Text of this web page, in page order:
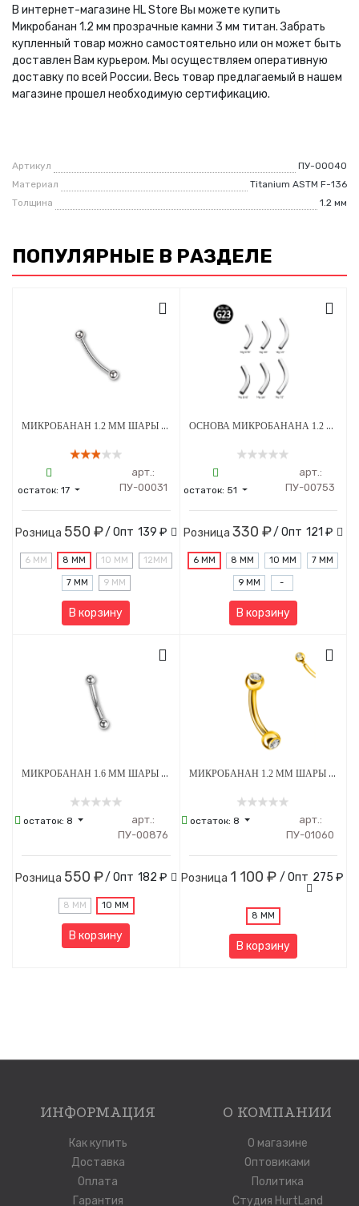
В интернет-магазине HL Store Вы можете купить
Микробанан 1.2 мм прозрачные камни 3 мм титан. Забрать
купленный товар можно самостоятельно или он может быть
доставлен Вам курьером. Мы осуществляем оперативную
доставку по всей России. Весь товар предлагаемый в нашем
магазине прошел необходимую сертификацию.
Артикул
ПУ-00040
Материал
Titanium ASTM F-136
Толщина
1.2 мм
ПОПУЛЯРНЫЕ В РАЗДЕЛЕ
МИКРОБАНАН 1.2 ММ ШАРЫ 3 ММ ВНУТРЕННЯЯ РЕЗЬБА ТИТАН
остаток: 17
арт.:
ПУ-00031
Розница 550 ₽/ Опт 139 ₽
6 ММ 8 ММ 10 ММ 12MM
7 ММ 9 ММ
В корзину
ОСНОВА МИКРОБАНАНА 1.2 ММ ВНУТРЕННЯЯ РЕЗЬБА ТИТАН
остаток: 51
арт.:
ПУ-00753
Розница 330 ₽/ Опт 121 ₽
6 ММ 8 ММ 10 ММ 7 ММ
9 ММ -
В корзину
МИКРОБАНАН 1.6 ММ ШАРЫ 4 ММ ВНУТРЕННЯЯ РЕЗЬБА ТИТАН
остаток: 8
арт.:
ПУ-00876
Розница 550 ₽/ Опт 182 ₽
8 ММ 10 ММ
В корзину
МИКРОБАНАН 1.2 ММ ШАРЫ 3 ММ ВНУТРЕННЯЯ РЕЗЬБА ПРОЗРАЧНЫЕ СТРАЗЫ GOLD ТИТАН
остаток:8
арт.:
ПУ-01060
Розница 1 100 ₽ / Опт 275 ₽
8 ММ
В корзину
ИНФОРМАЦИЯ
Как купить
Доставка
Оплата
Гарантия
О КОМПАНИИ
О магазине
Оптовиками
Политика
Студия HurtLand